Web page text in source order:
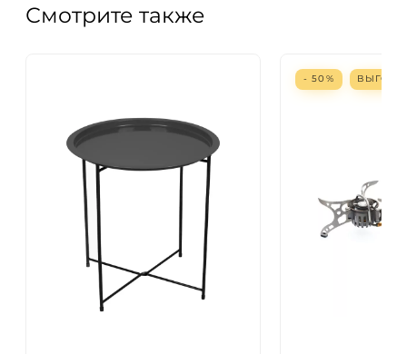
Смотрите также
- 50%